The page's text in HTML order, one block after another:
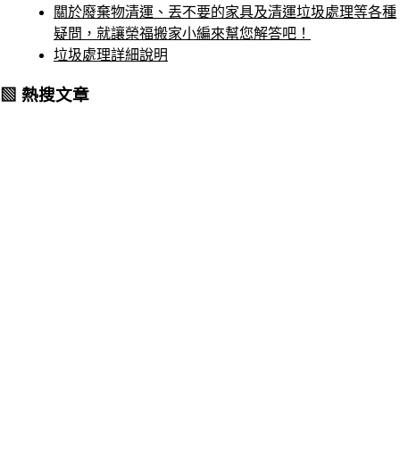
關於廢棄物清運、丟不要的家具及清運垃圾處理等各種
疑問，就讓榮福搬家小編來幫您解答吧！
垃圾處理詳細說明
▧ 熱搜文章